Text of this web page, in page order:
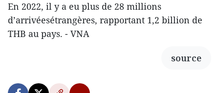
En 2022, il y a eu plus de 28 millions
d’arrivéesétrangères, rapportant 1,2 billion de
THB au pays. - VNA
source